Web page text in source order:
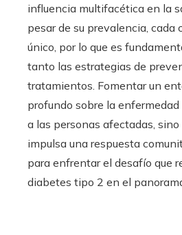
influencia multifacética en la
pesar de su prevalencia, cada
único, por lo que es
tanto las estrategias de
tratamientos. Fomentar un
profundo sobre la
a las personas afectadas,
impulsa una respuesta
para enfrentar el desafío que
diabetes tipo 2 en el